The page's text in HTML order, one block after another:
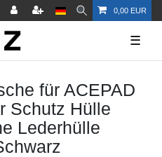
0,00 EUR
☰
für ACEPAD
Schutz Hülle
Lederhülle